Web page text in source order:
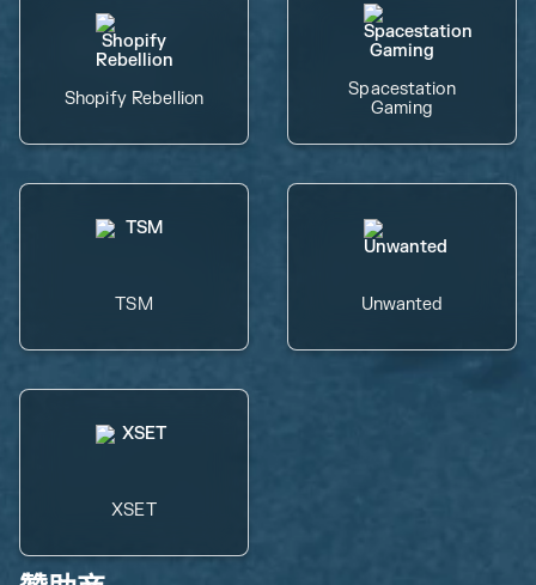
Shopify Rebellion
Spacestation
Gaming
TSM Unwanted
XSET